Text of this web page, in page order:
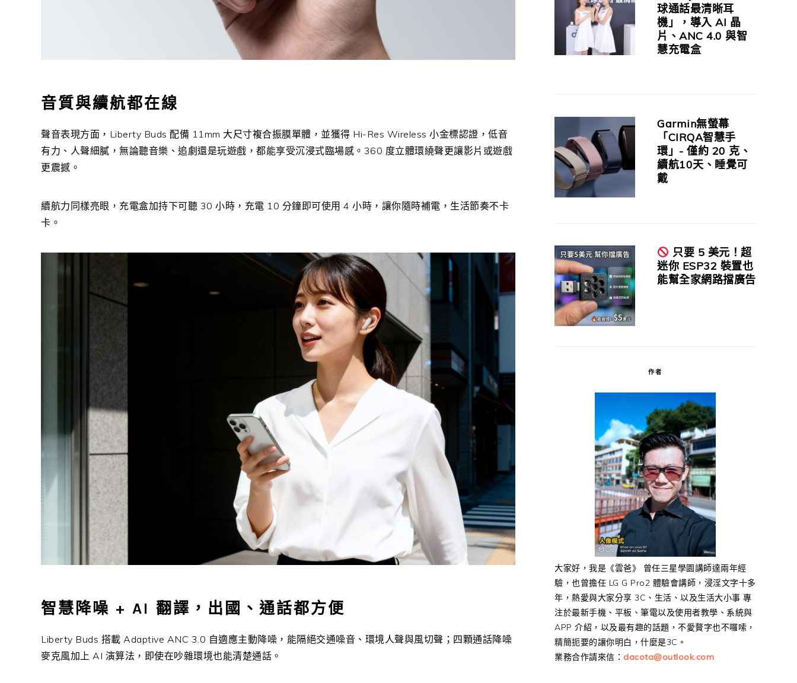
音質與續航都在線
聲音表現方面，Liberty Buds 配備 11mm 大尺寸複合振膜單體，並獲得 Hi-Res Wireless 小金標認證，低音
有力、人聲細膩，無論聽音樂、追劇還是玩遊戲，都能享受沉浸式臨場感。360 度立體環繞聲更讓影片或遊戲
更震撼。
續航力同樣亮眼，充電盒加持下可聽 30 小時，充電 10 分鐘即可使用 4 小時，讓你隨時補電，生活節奏不卡
卡。
智慧降噪 + AI 翻譯，出國、通話都方便
Liberty Buds 搭載 Adaptive ANC 3.0 自適應主動降噪，能隔絕交通噪音、環境人聲與風切聲；四顆通話降噪
麥克風加上 AI 演算法，即使在吵雜環境也能清楚通話。
球通話最清晰耳
機」，導入 AI 晶
片、ANC 4.0 與智
慧充電盒
Garmin無螢幕
「CIRQA智慧手
環」- 僅約 20 克、
續航10天、睡覺可
戴
只要 5 美元！超
迷你 ESP32 裝置也
能幫全家網路擋廣告
作者
大家好，我是《雲爸》 曾任三星學園講師達兩年經
驗，也曾擔任 LG G Pro2 體驗會講師，浸淫文字十多
年，熱愛與大家分享 3C、生活、以及生活大小事 專
注於最新手機、平板、筆電以及使用者教學、系統與
APP 介紹，以及最有趣的話題，不愛贅字也不囉嗦，
精簡扼要的讓你明白，什麼是3C。
業務合作請來信： dacota@outlook.com